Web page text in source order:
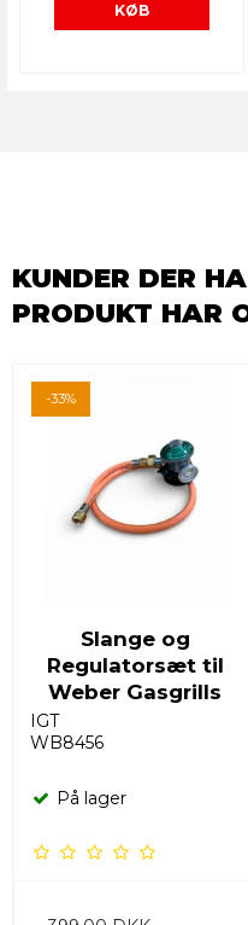
KØB
KUNDER DER
PRODUKT HAR
-33%
Slange og
Regulatorsæt til
Weber Gasgrills
IGT
WB8456
På lager